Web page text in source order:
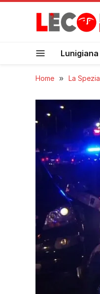
Lunigiana
Home » La Spezia